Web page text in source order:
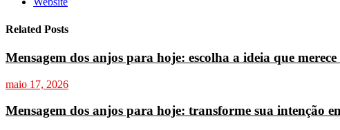
Related Posts
Mensagem dos anjos para hoje: escolha a ideia que merece
maio 17, 2026
Mensagem dos anjos para hoje: transforme sua intenção